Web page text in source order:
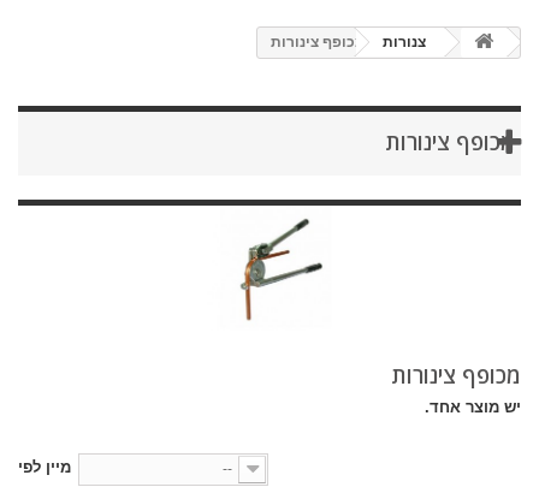
צנורות מכופף צינורות
מכופף צינורות
מכופף צינורות
יש מוצר אחד.
מיין לפי --